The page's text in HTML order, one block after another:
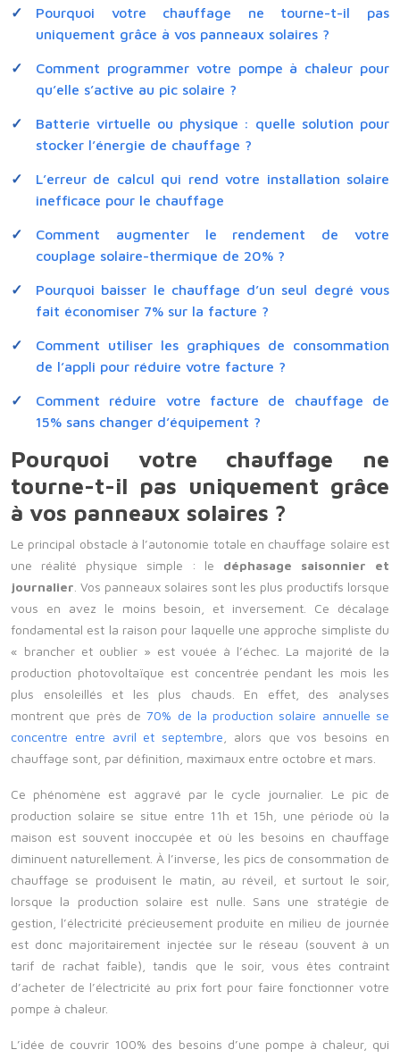
Pourquoi votre chauffage ne tourne-t-il pas
uniquement grâce à vos panneaux solaires ?
Comment programmer votre pompe à chaleur pour
qu’elle s’active au pic solaire ?
Batterie virtuelle ou physique : quelle solution pour
stocker l’énergie de chauffage ?
L’erreur de calcul qui rend votre installation solaire
inefficace pour le chauffage
Comment augmenter le rendement de votre
couplage solaire-thermique de 20% ?
Pourquoi baisser le chauffage d’un seul degré vous
fait économiser 7% sur la facture ?
Comment utiliser les graphiques de consommation
de l’appli pour réduire votre facture ?
Comment réduire votre facture de chauffage de
15% sans changer d’équipement ?
Pourquoi votre chauffage ne
tourne-t-il pas uniquement grâce
à vos panneaux solaires ?
Le principal obstacle à l’autonomie totale en chauffage solaire est
une réalité physique simple : le déphasage saisonnier et
journalier . Vos panneaux solaires sont les plus productifs lorsque
vous en avez le moins besoin, et inversement. Ce décalage
fondamental est la raison pour laquelle une approche simpliste du
« brancher et oublier » est vouée à l’échec. La majorité de la
production photovoltaïque est concentrée pendant les mois les
plus ensoleillés et les plus chauds. En effet, des analyses
montrent que près de70% de la production solaire annuelle se
concentre entre avril et septembre , alors que vos besoins en
chauffage sont, par définition, maximaux entre octobre et mars.
Ce phénomène est aggravé par le cycle journalier. Le pic de
production solaire se situe entre 11h et 15h, une période où la
maison est souvent inoccupée et où les besoins en chauffage
diminuent naturellement. À l’inverse, les pics de consommation de
chauffage se produisent le matin, au réveil, et surtout le soir,
lorsque la production solaire est nulle. Sans une stratégie de
gestion, l’électricité précieusement produite en milieu de journée
est donc majoritairement injectée sur le réseau (souvent à un
tarif de rachat faible), tandis que le soir, vous êtes contraint
d’acheter de l’électricité au prix fort pour faire fonctionner votre
pompe à chaleur.
L’idée de couvrir 100% des besoins d’une pompe à chaleur, qui